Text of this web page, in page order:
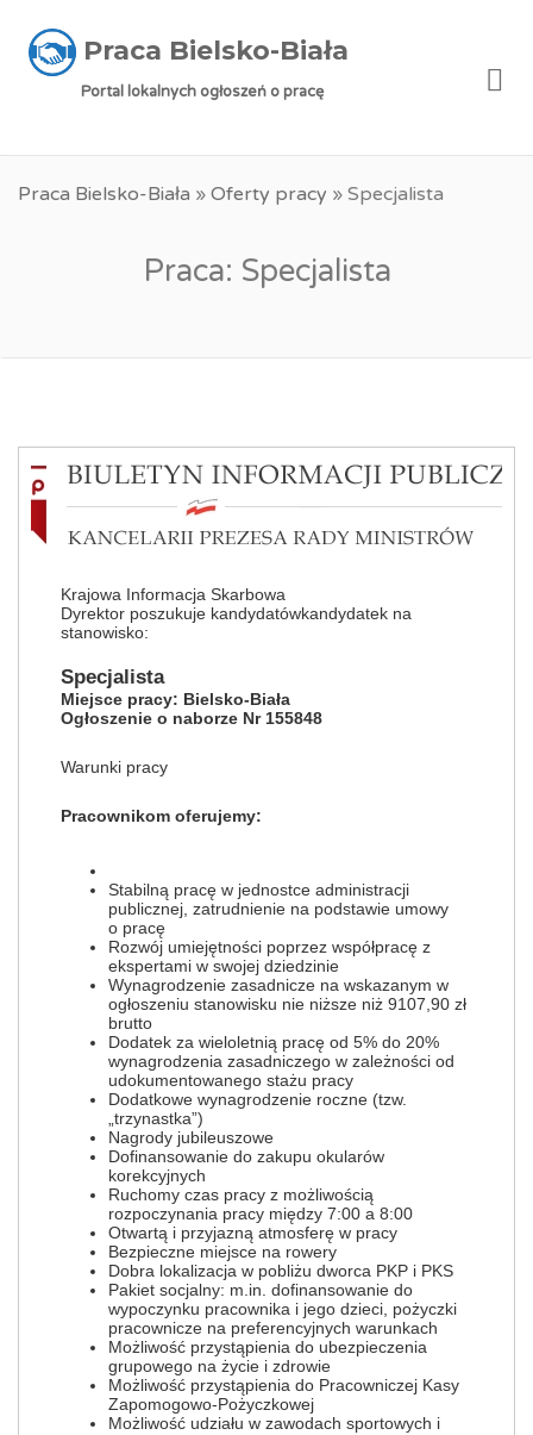
Praca Bielsko-Biała
Portal lokalnych ogłoszeń o pracę
Praca Bielsko-Biała » Oferty pracy » Specjalista
Praca: Specjalista
Krajowa Informacja Skarbowa
Dyrektor poszukuje kandydatówkandydatek na
stanowisko:
Specjalista
Miejsce pracy: Bielsko-Biała
Ogłoszenie o naborze Nr 155848
Warunki pracy
Pracownikom oferujemy:
Stabilną pracę w jednostce administracji
publicznej, zatrudnienie na podstawie umowy
o pracę
Rozwój umiejętności poprzez współpracę z
ekspertami w swojej dziedzinie
Wynagrodzenie zasadnicze na wskazanym w
ogłoszeniu stanowisku nie niższe niż 9107,90 zł
brutto
Dodatek za wieloletnią pracę od 5% do 20%
wynagrodzenia zasadniczego w zależności od
udokumentowanego stażu pracy
Dodatkowe wynagrodzenie roczne (tzw.
„trzynastka”)
Nagrody jubileuszowe
Dofinansowanie do zakupu okularów
korekcyjnych
Ruchomy czas pracy z możliwością
rozpoczynania pracy między 7:00 a 8:00
Otwartą i przyjazną atmosferę w pracy
Bezpieczne miejsce na rowery
Dobra lokalizacja w pobliżu dworca PKP i PKS
Pakiet socjalny: m.in. dofinansowanie do
wypoczynku pracownika i jego dzieci, pożyczki
pracownicze na preferencyjnych warunkach
Możliwość przystąpienia do ubezpieczenia
grupowego na życie i zdrowie
Możliwość przystąpienia do Pracowniczej Kasy
Zapomogowo-Pożyczkowej
Możliwość udziału w zawodach sportowych i